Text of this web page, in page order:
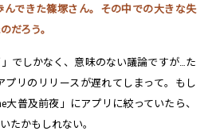
んできた篠塚さん。その中での大きな失
だろう。
でしかなく、意味のない議論ですが…た
プリのリリースが遅れてしまって。もし
大普及前夜」にアプリに絞っていたら、
たかもしれない。